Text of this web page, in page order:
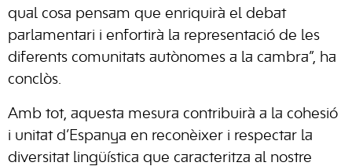
qual cosa pensam que enriquirà el debat
parlamentari i enfortirà la representació de les
diferents comunitats autònomes a la cambra”, ha
conclòs.
Amb tot, aquesta mesura contribuirà a la cohesió
i unitat d’Espanya en reconèixer i respectar la
diversitat lingüística que caracteritza al nostre